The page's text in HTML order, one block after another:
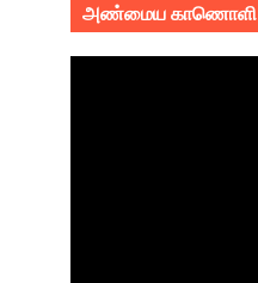
அண்மைய காணொளி